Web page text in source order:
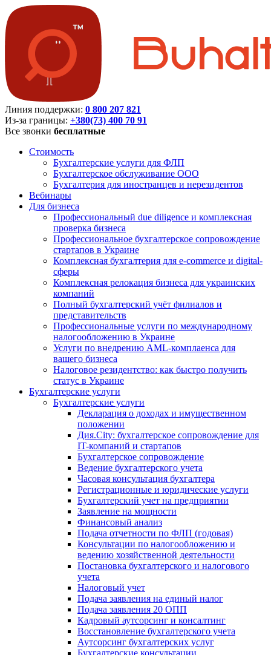
Линия поддержки: 0 800 207 821
Из-за границы: +380(73) 400 70 91
Все звонки бесплатные
Стоимость
Бухгалтерские услуги для ФЛП
Бухгалтерское обслуживание ООО
Бухгалтерия для иностранцев и нерезидентов
Вебинары
Для бизнеса
Профессиональный due diligence и комплексная
проверка бизнеса
Профессиональное бухгалтерское сопровождение
стартапов в Украине
Комплексная бухгалтерия для e-commerce и digital-
сферы
Комплексная релокация бизнеса для украинских
компаний
Полный бухгалтерский учёт филиалов и
представительств
Профессиональные услуги по международному
налогообложению в Украине
Услуги по внедрению AML-комплаенса для
вашего бизнеса
Налоговое резидентство: как быстро получить
статус в Украине
Бухгалтерские услуги
Бухгалтерские услуги
Декларация о доходах и имущественном
положении
Дия.City: бухгалтерское сопровождение для
IT-компаний и стартапов
Бухгалтерское сопровождение
Ведение бухгалтерского учета
Часовая консультация бухгалтера
Регистрационные и юридические услуги
Бухгалтерский учет на предприятии
Заявление на мощности
Финансовый анализ
Подача отчетности по ФЛП (годовая)
Консультации по налогообложению и
ведению хозяйственной деятельности
Постановка бухгалтерского и налогового
учета
Налоговый учет
Подача заявления на единый налог
Подача заявления 20 ОПП
Кадровый аутсорсинг и консалтинг
Восстановление бухгалтерского учета
Аутсорсинг бухгалтерских услуг
Бухгалтерские консультации